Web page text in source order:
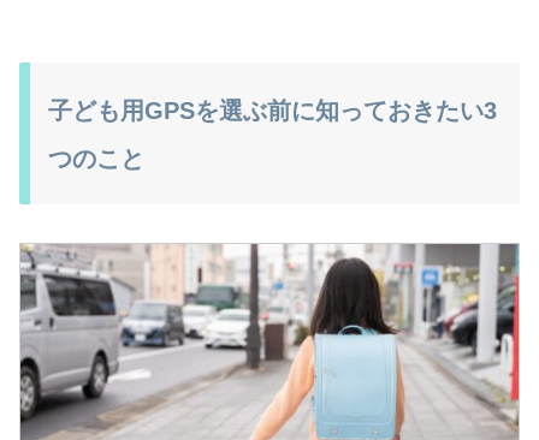
子ども用GPSを選ぶ前に知っておきたい3
つのこと